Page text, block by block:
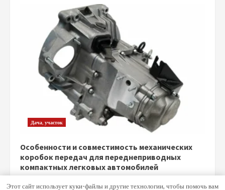
Дача, участок
Особенности и совместимость механических
коробок передач для переднеприводных
компактных легковых автомобилей
Этот сайт использует куки-файлы и другие технологии, чтобы помочь вам